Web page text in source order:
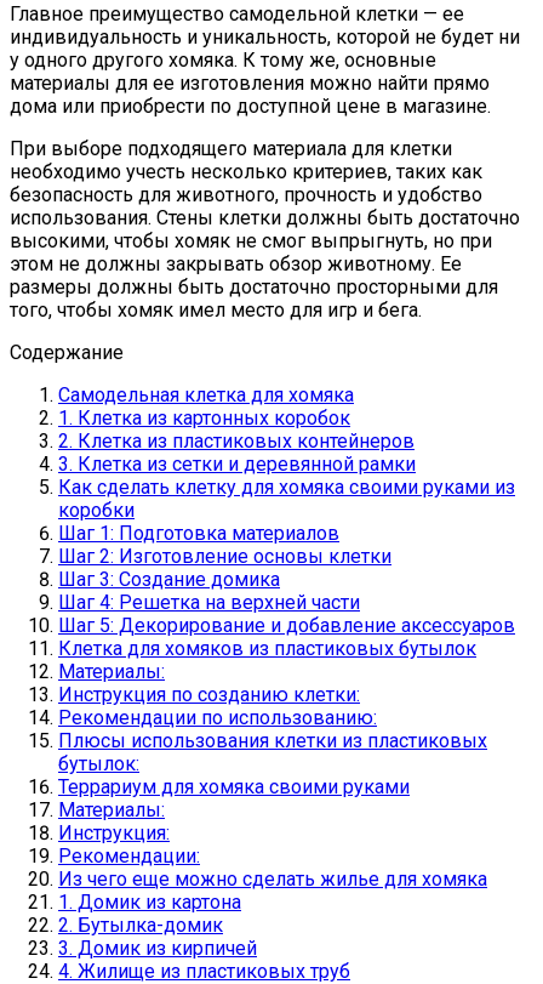
Главное преимущество самодельной клетки — ее
индивидуальность и уникальность, которой не будет ни
у одного другого хомяка. К тому же, основные
материалы для ее изготовления можно найти прямо
дома или приобрести по доступной цене в магазине.
При выборе подходящего материала для клетки
необходимо учесть несколько критериев, таких как
безопасность для животного, прочность и удобство
использования. Стены клетки должны быть достаточно
высокими, чтобы хомяк не смог выпрыгнуть, но при
этом не должны закрывать обзор животному. Ее
размеры должны быть достаточно просторными для
того, чтобы хомяк имел место для игр и бега.
Содержание
Самодельная клетка для хомяка
1. Клетка из картонных коробок
2. Клетка из пластиковых контейнеров
3. Клетка из сетки и деревянной рамки
Как сделать клетку для хомяка своими руками из
коробки
Шаг 1: Подготовка материалов
Шаг 2: Изготовление основы клетки
Шаг 3: Создание домика
Шаг 4: Решетка на верхней части
Шаг 5: Декорирование и добавление аксессуаров
Клетка для хомяков из пластиковых бутылок
Материалы:
Инструкция по созданию клетки:
Рекомендации по использованию:
Плюсы использования клетки из пластиковых
бутылок:
Террариум для хомяка своими руками
Материалы:
Инструкция:
Рекомендации:
Из чего еще можно сделать жилье для хомяка
1. Домик из картона
2. Бутылка-домик
3. Домик из кирпичей
4. Жилище из пластиковых труб